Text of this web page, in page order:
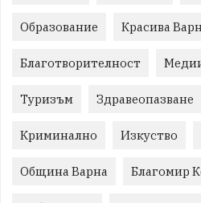
Образование Красива
Благотворителност
Туризъм Здравеопазване
Криминално Изкуство
Община Варна Благомир